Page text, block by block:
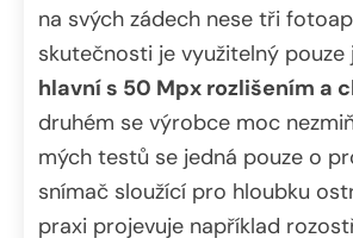
na svých zádech nese tři
skutečnosti je využitelný pouze
hlavní s 50 Mpx rozlišením a
druhém se výrobce moc
mých testů se jedná pouze o
snímač sloužící pro hloubku
praxi projevuje například